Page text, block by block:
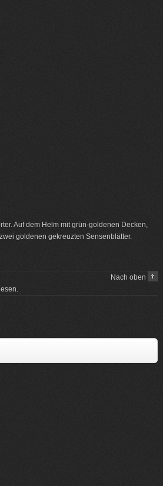
Auf dem Helm mit grün-goldenen Decken,
goldenen gekreuzten Sensenblätter.
Nach oben